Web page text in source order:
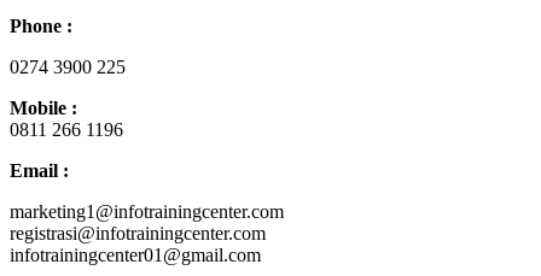
Phone :
0274 3900 225
Mobile :
0811 266 1196
Email :
marketing1@infotrainingcenter.com
registrasi@infotrainingcenter.com
infotrainingcenter01@gmail.com